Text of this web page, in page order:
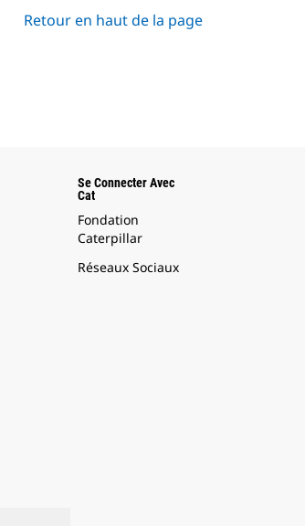
Retour en haut de la page
Se Connecter Avec
Cat
Fondation
Caterpillar
Réseaux Sociaux